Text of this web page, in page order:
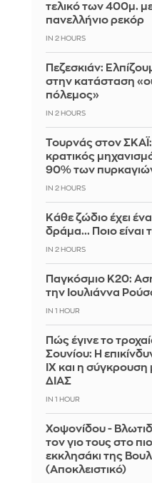
τελικό των 400μ.
πανελλήνιο ρεκόρ
IN 2 HOURS
Πεζεσκιάν:
στην κατάσταση
πόλεμος»
IN 2 HOURS
Τουρνάς στον
κρατικός
90% των
IN 2 HOURS
Κάθε ζώδιο έχει
δράμα... Ποιο είναι
IN 2 HOURS
Παγκόσμιο Κ20:
την Ιουλιάννα
IN 1 HOUR
Πώς έγινε το
Σουνίου: Η
ΙΧ και η
ΔΙΑΣ
IN 1 HOUR
Χοψονίδου -
τον γιο τους στο
εκκλησάκι της
(Αποκλειστικό)